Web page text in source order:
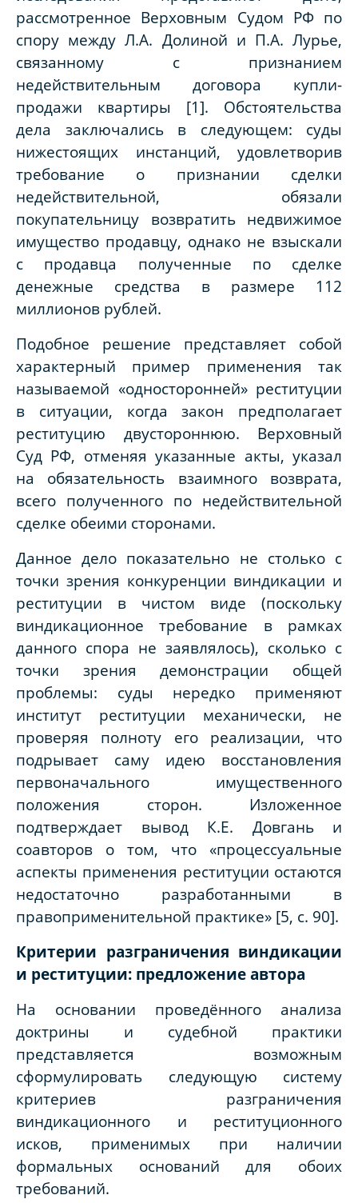
рассмотренное Верховным Судом РФ по
спору между Л.А. Долиной и П.А. Лурье,
связанному с признанием
недействительным договора купли-
продажи квартиры [1]. Обстоятельства
дела заключались в следующем: суды
нижестоящих инстанций, удовлетворив
требование о признании сделки
недействительной, обязали
покупательницу возвратить недвижимое
имущество продавцу, однако не взыскали
с продавца полученные по сделке
денежные средства в размере 112
миллионов рублей.
Подобное решение представляет собой
характерный пример применения так
называемой «односторонней» реституции
в ситуации, когда закон предполагает
реституцию двустороннюю. Верховный
Суд РФ, отменяя указанные акты, указал
на обязательность взаимного возврата,
всего полученного по недействительной
сделке обеими сторонами.
Данное дело показательно не столько с
точки зрения конкуренции виндикации и
реституции в чистом виде (поскольку
виндикационное требование в рамках
данного спора не заявлялось), сколько с
точки зрения демонстрации общей
проблемы: суды нередко применяют
институт реституции механически, не
проверяя полноту его реализации, что
подрывает саму идею восстановления
первоначального имущественного
положения сторон. Изложенное
подтверждает вывод К.Е. Довгань и
соавторов о том, что «процессуальные
аспекты применения реституции остаются
недостаточно разработанными в
правоприменительной практике» [5, с. 90].
Критерии разграничения виндикации
и реституции: предложение автора
На основании проведённого анализа
доктрины и судебной практики
представляется возможным
сформулировать следующую систему
критериев разграничения
виндикационного и реституционного
исков, применимых при наличии
формальных оснований для обоих
требований.